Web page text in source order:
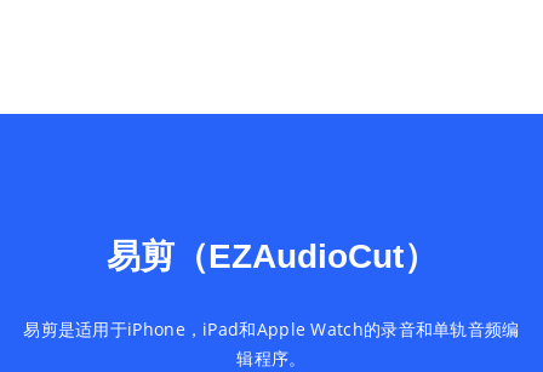
易剪（EZAudioCut）
易剪是适用于iPhone，iPad和Apple Watch的录音和单轨音频编
辑程序。